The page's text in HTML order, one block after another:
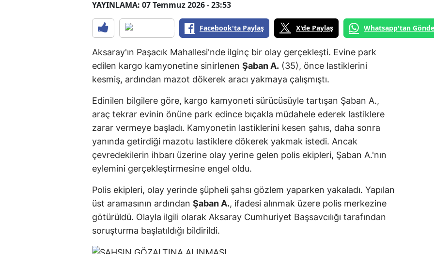
YAYINLAMA: 07 Temmuz 2026 - 23:53
Facebook'ta Paylaş X'de Paylaş Whatsapp'tan
Aksaray'ın Paşacık Mahallesi'nde ilginç bir olay gerçekleşti. Evine park
edilen kargo kamyonetine sinirlenen Şaban A. (35), önce lastiklerini
kesmiş, ardından mazot dökerek aracı yakmaya çalışmıştı.
Edinilen bilgilere göre, kargo kamyoneti sürücüsüyle tartışan Şaban A.,
araç tekrar evinin önüne park edince bıçakla müdahele ederek lastiklere
zarar vermeye başladı. Kamyonetin lastiklerini kesen şahıs, daha sonra
yanında getirdiği mazotu lastiklere dökerek yakmak istedi. Ancak
çevredekilerin ihbarı üzerine olay yerine gelen polis ekipleri, Şaban A.'nın
eylemini gerçekleştirmesine engel oldu.
Polis ekipleri, olay yerinde şüpheli şahsı gözlem yaparken yakaladı. Yapılan
üst aramasının ardından Şaban A., ifadesi alınmak üzere polis merkezine
götürüldü. Olayla ilgili olarak Aksaray Cumhuriyet Başsavcılığı tarafından
soruşturma başlatıldığı bildirildi.